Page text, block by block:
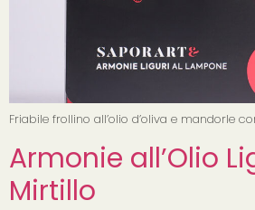
Friabile frollino all’olio d’oliva e mandorle
Armonie all’Olio
Mirtillo